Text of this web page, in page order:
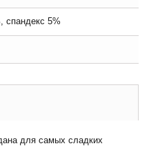
спандекс 5%
для самых сладких